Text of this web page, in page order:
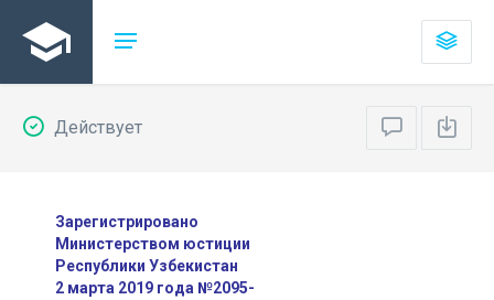
Действует
Зарегистрировано
Министерством юстиции
Республики Узбекистан
2 марта 2019 года №2095-